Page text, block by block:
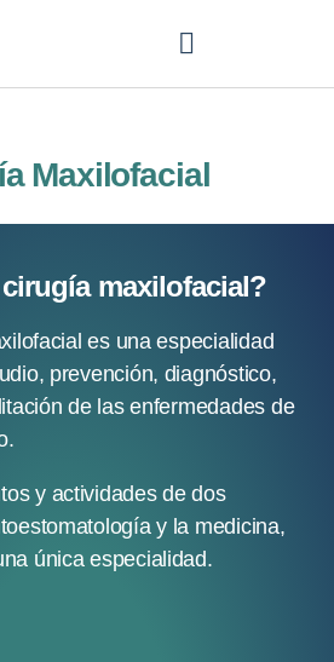
Maxilofacial
maxilofacial?
prevención, diagnóstico,
de las enfermedades de
y actividades de dos
y la medicina,
única especialidad.